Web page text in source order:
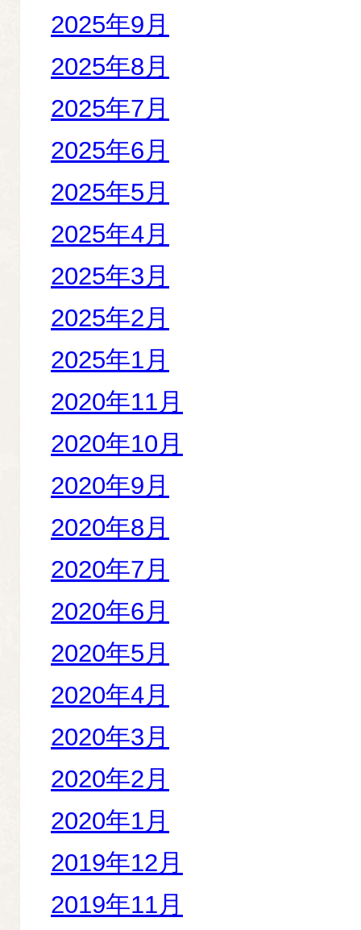
2025年9月
2025年8月
2025年7月
2025年6月
2025年5月
2025年4月
2025年3月
2025年2月
2025年1月
2020年11月
2020年10月
2020年9月
2020年8月
2020年7月
2020年6月
2020年5月
2020年4月
2020年3月
2020年2月
2020年1月
2019年12月
2019年11月